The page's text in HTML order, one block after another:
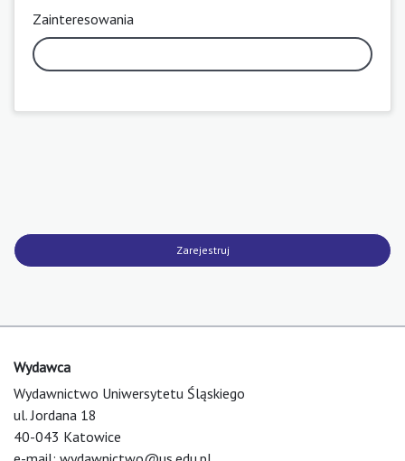
Zainteresowania
Zarejestruj
Wydawca
Wydawnictwo Uniwersytetu Śląskiego
ul. Jordana 18
40-043 Katowice